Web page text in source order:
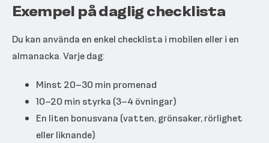
Exempel på daglig checklista
Du kan använda en enkel checklista i mobilen eller i en
almanacka. Varje dag:
Minst 20–30 min promenad
10–20 min styrka (3–4 övningar)
En liten bonusvana (vatten, grönsaker, rörlighet
eller liknande)